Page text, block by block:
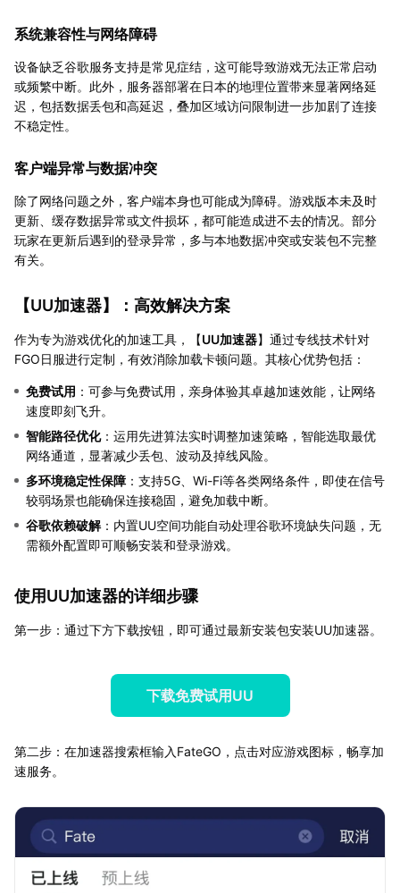
系统兼容性与网络障碍
设备缺乏谷歌服务支持是常见症结，这可能导致游戏无法正常启动
或频繁中断。此外，服务器部署在日本的地理位置带来显著网络延
迟，包括数据丢包和高延迟，叠加区域访问限制进一步加剧了连接
不稳定性。
客户端异常与数据冲突
除了网络问题之外，客户端本身也可能成为障碍。游戏版本未及时
更新、缓存数据异常或文件损坏，都可能造成进不去的情况。部分
玩家在更新后遇到的登录异常，多与本地数据冲突或安装包不完整
有关。
【UU加速器】：高效解决方案
作为专为游戏优化的加速工具，【UU加速器】通过专线技术针对
FGO日服进行定制，有效消除加载卡顿问题。其核心优势包括：
免费试用 ：可参与免费试用，亲身体验其卓越加速效能，让网络
速度即刻飞升。
智能路径优化：运用先进算法实时调整加速策略，智能选取最优
网络通道，显著减少丢包、波动及掉线风险。
多环境稳定性保障 ：支持5G、Wi-Fi等各类网络条件，即使在信号
较弱场景也能确保连接稳固，避免加载中断。
谷歌依赖破解：内置UU空间功能自动处理谷歌环境缺失问题，无
需额外配置即可顺畅安装和登录游戏。
使用UU加速器的详细步骤
第一步：通过下方下载按钮，即可通过最新安装包安装UU加速器。
下载免费试用UU
第二步：在加速器搜索框输入FateGO，点击对应游戏图标，畅享加
速服务。